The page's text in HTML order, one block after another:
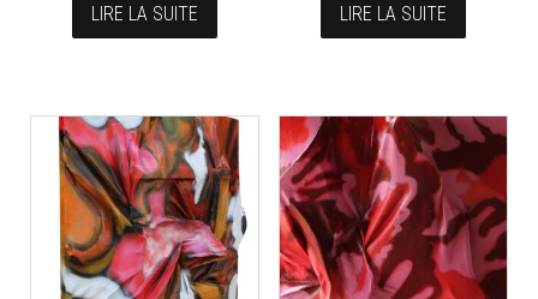
LIRE LA SUITE LIRE LA SUITE